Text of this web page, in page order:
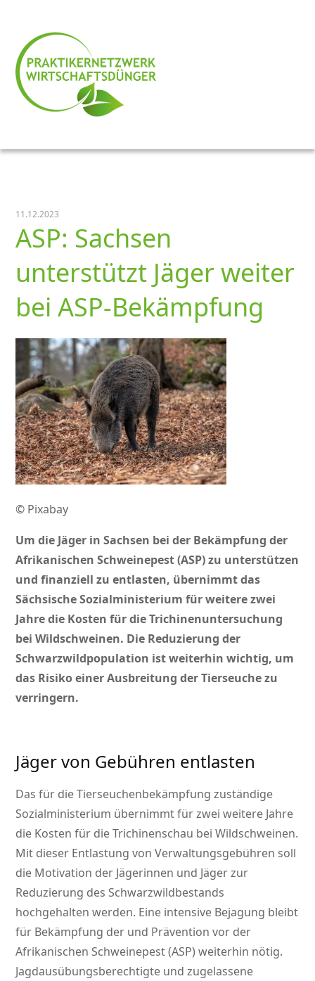
11.12.2023
ASP: Sachsen
unterstützt Jäger weiter
bei ASP-Bekämpfung
© Pixabay
Um die Jäger in Sachsen bei der Bekämpfung der
Afrikanischen Schweinepest (ASP) zu unterstützen
und finanziell zu entlasten, übernimmt das
Sächsische Sozialministerium für weitere zwei
Jahre die Kosten für die Trichinenuntersuchung
bei Wildschweinen. Die Reduzierung der
Schwarzwildpopulation ist weiterhin wichtig, um
das Risiko einer Ausbreitung der Tierseuche zu
verringern.
Jäger von Gebühren entlasten
Das für die Tierseuchenbekämpfung zuständige
Sozialministerium übernimmt für zwei weitere Jahre
die Kosten für die Trichinenschau bei Wildschweinen.
Mit dieser Entlastung von Verwaltungsgebühren soll
die Motivation der Jägerinnen und Jäger zur
Reduzierung des Schwarzwildbestands
hochgehalten werden. Eine intensive Bejagung bleibt
für Bekämpfung der und Prävention vor der
Afrikanischen Schweinepest (ASP) weiterhin nötig.
Jagdausübungsberechtigte und zugelassene